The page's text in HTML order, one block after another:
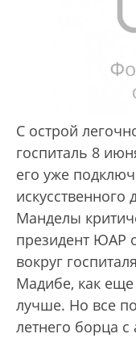
С острой
госпиталь 8
его уже
искусственного
Манделы
президент ЮАР
вокруг
Мадибе, как
лучше. Но все
летнего борца с